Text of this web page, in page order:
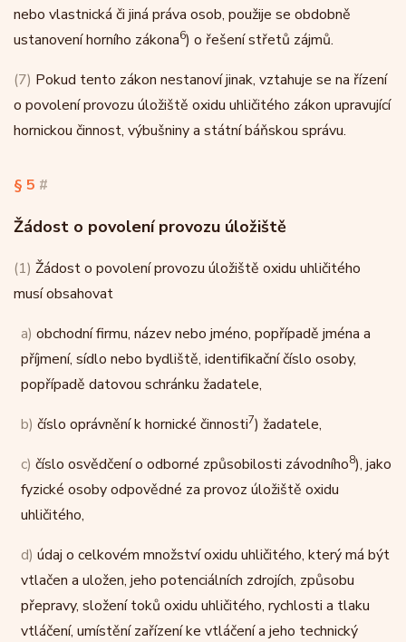
nebo vlastnická či jiná práva osob, použije se obdobně
ustanovení horního zákona6) o řešení střetů zájmů.
(7) Pokud tento zákon nestanoví jinak, vztahuje se na řízení
o povolení provozu úložiště oxidu uhličitého zákon upravující
hornickou činnost, výbušniny a státní báňskou správu.
§ 5 #
Žádost o povolení provozu úložiště
(1) Žádost o povolení provozu úložiště oxidu uhličitého
musí obsahovat
a) obchodní firmu, název nebo jméno, popřípadě jména a
příjmení, sídlo nebo bydliště, identifikační číslo osoby,
popřípadě datovou schránku žadatele,
b) číslo oprávnění k hornické činnosti7) žadatele,
c) číslo osvědčení o odborné způsobilosti závodního8), jako
fyzické osoby odpovědné za provoz úložiště oxidu
uhličitého,
d) údaj o celkovém množství oxidu uhličitého, který má být
vtlačen a uložen, jeho potenciálních zdrojích, způsobu
přepravy, složení toků oxidu uhličitého, rychlosti a tlaku
vtláčení, umístění zařízení ke vtláčení a jeho technický